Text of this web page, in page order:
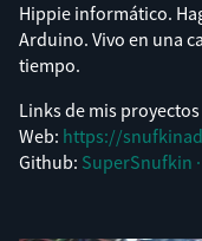
Hippie informático.
Arduino. Vivo en una
tiempo.
Links de mis
Web: https://
Github: SuperSnufkin